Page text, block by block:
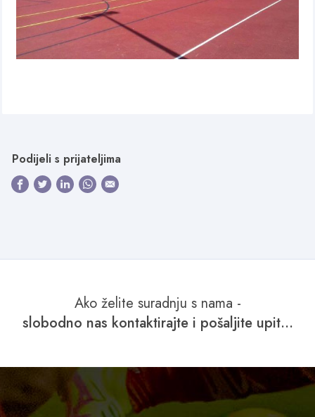
Podijeli s prijateljima
Ako želite suradnju s nama -
slobodno nas kontaktirajte i pošaljite upit...